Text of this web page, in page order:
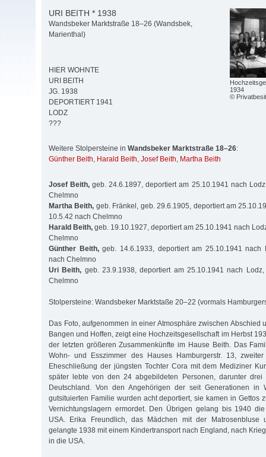
1934
©
URI BEITH * 1938
Wandsbeker Marktstraße 18–26 (Wandsbek,
Marienthal)
HIER WOHNTE
URI BEITH
JG. 1938
DEPORTIERT 1941
LODZ
???
Weitere Stolpersteine in Wandsbeker Marktstraße 18–26:
Günther Beith, Harald Beith, Josef Beith, Martha Beith
Josef Beith, geb. 24.6.1897, deportiert am 25.10.1941 nach
Chelmno
Martha Beith, geb. Fränkel, geb. 29.6.1905, deportiert am
10.5.42 nach Chelmno
Harald Beith, geb. 19.10.1927, deportiert am 25.10.1941 nach
Chelmno
Günther Beith,geb. 14.6.1933, deportiert am 25.10.1941 nach
nach Chelmno
Uri Beith, geb. 23.9.1938, deportiert am 25.10.1941 nach
Chelmno
Stolpersteine: Wandsbeker Marktstaße 20–22 (vormals
Das Foto, aufgenommen in einer Atmosphäre zwischen Abschied
Bangen und Hoffen, zeigt eine Hochzeitsgesellschaft im Herbst
der letzten größeren Zusammenkünfte im Hause Beith. Das
Wohn- und Esszimmer des Hauses Hamburgerstr. 13,
Eheschließung der jüngsten Tochter Cora mit dem Mediziner
später lebte von den 24 abgebildeten Personen, darunter
Deutschland. Von den Angehörigen der seit Generationen in
gutsituierten Familie wurden acht deportiert, sie kamen in Gettos
Vernichtungslagern ermordet. Den Übrigen gelang bis 1940
USA. Erika Freundlich, das Mädchen mit der Matrosenbluse
gelangte 1938 mit einem Kindertransport nach England, nach
in die USA.